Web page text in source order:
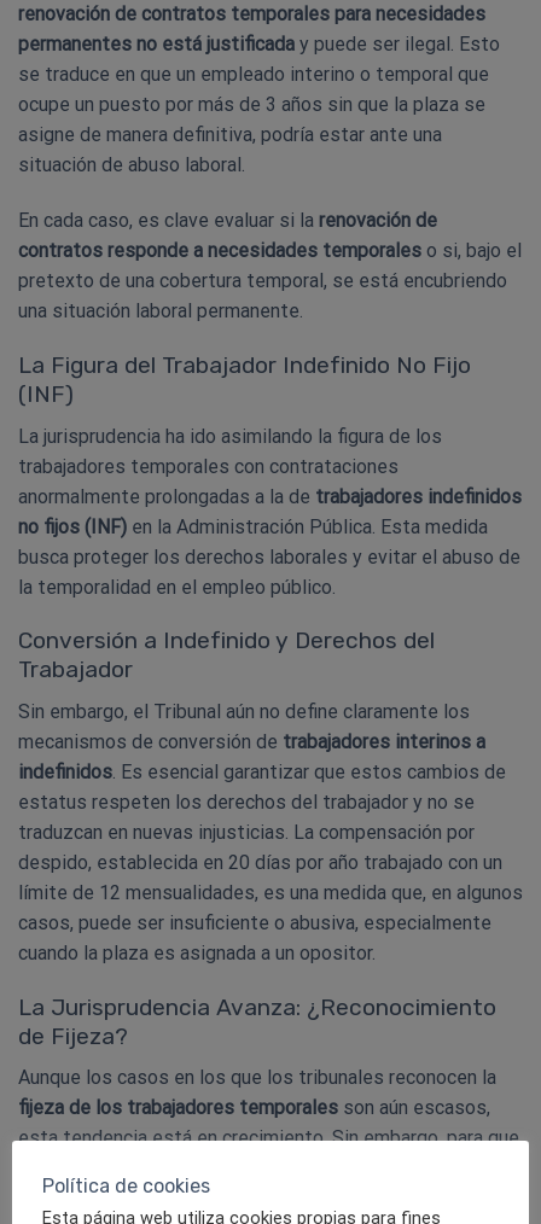
renovación de contratos temporales para necesidades
permanentes no está justificada y puede ser ilegal. Esto
se traduce en que un empleado interino o temporal que
ocupe un puesto por más de 3 años sin que la plaza se
asigne de manera definitiva, podría estar ante una
situación de abuso laboral.
En cada caso, es clave evaluar si la renovación de
contratos responde a necesidades temporales o si, bajo el
pretexto de una cobertura temporal, se está encubriendo
una situación laboral permanente.
La Figura del Trabajador Indefinido No Fijo
(INF)
La jurisprudencia ha ido asimilando la figura de los
trabajadores temporales con contrataciones
anormalmente prolongadas a la de trabajadores indefinidos
no fijos (INF) en la Administración Pública. Esta medida
busca proteger los derechos laborales y evitar el abuso de
la temporalidad en el empleo público.
Conversión a Indefinido y Derechos del
Trabajador
Sin embargo, el Tribunal aún no define claramente los
mecanismos de conversión de trabajadores interinos a
indefinidos. Es esencial garantizar que estos cambios de
estatus respeten los derechos del trabajador y no se
traduzcan en nuevas injusticias. La compensación por
despido, establecida en 20 días por año trabajado con un
límite de 12 mensualidades, es una medida que, en algunos
casos, puede ser insuficiente o abusiva, especialmente
cuando la plaza es asignada a un opositor.
La Jurisprudencia Avanza: ¿Reconocimiento
de Fijeza?
Aunque los casos en los que los tribunales reconocen la
fijeza de los trabajadores temporales son aún escasos,
esta tendencia está en crecimiento. Sin embargo, para que
que el trabajador interponga su reclamación judicial
Política de cookies
Esta página web utiliza cookies propias para fines